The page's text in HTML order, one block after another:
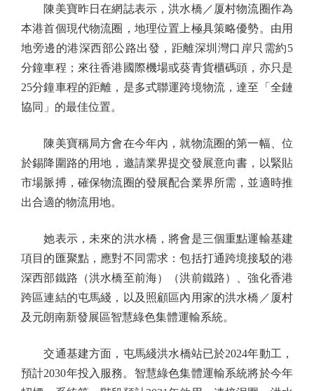
陳美寶昨日在網誌表示，洪水橋／厦村物流圈作為
本港首個現代物流圈，地理位置上極具策略優勢。由用
地旁邊的港深西部公路出發，距離深圳灣口岸只需約5
分鐘車程；來往香港國際機場或葵青貨櫃碼頭，亦只是
25分鐘車程的距離，是多式聯運跨境物流，達至「全鏈
協同」的最佳位置。
陳美寶稱局方會在今年內，就物流圈的第一幅、位
於錫降圍路的用地，邀請業界提交發展意向書，以緊貼
市場脈搏，確保物流圈的發展配合業界所需，並適時推
出合適的物流用地。
她表示，未來的洪水橋，將會是三個重點運輸基建
項目的匯聚點，應對不同需求：包括打通跨境接駁的港
深西部鐵路（洪水橋至前海）（洪前鐵路）、強化香港
跨區連結的屯馬綫，以及照顧區內用家的洪水橋／厦村
及元朗南新發展區智慧綠色集體運輸系統。
交通基建方面，屯馬綫洪水橋站已於2024年動工，
預計2030年投入服務。智慧綠色集體運輸系統將於今年